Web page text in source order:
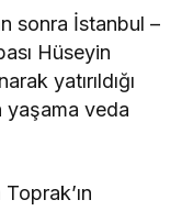
sonra İstanbul –
Hüseyin
yatırıldığı
yaşama veda